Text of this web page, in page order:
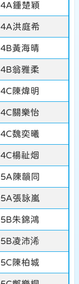
4A鍾楚穎
4A洪庭希
4B黃海晴
4B翁雅柔
4C陳煒明
4C關樂怡
4C魏奕曦
4C楊祉烟
5A陳韻同
5A張詠嵐
5B朱錦鴻
5B凌沛浠
5C陳柏城